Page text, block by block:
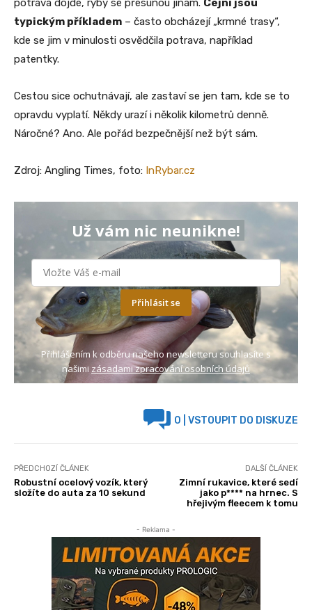
potrava dojde, ryby se přesunou jinam. Cejni jsou
typickým příkladem – často obcházejí „krmné trasy“,
kde se jim v minulosti osvědčila potrava, například
patentky.
Cestou sice ochutnávají, ale zastaví se jen tam, kde se to
opravdu vyplatí. Někdy urazí i několik kilometrů denně.
Náročné? Ano. Ale pořád bezpečnější než být sám.
Zdroj: Angling Times, foto: InRybar.cz
Už vám nic neunikne!
Přihlásit se
Přihlášením k odběru našeho newsletteru souhlasíte s
našimi zásadami zpracování osobních údajů
0 | VSTOUPIT DO DISKUZE
PŘEDCHOZÍ ČLÁNEK
Robustní ocelový vozík, který
složíte do auta za 10 sekund
DALŠÍ ČLÁNEK
Zimní rukavice, které sedí
jako p**** na hrnec. S
hřejivým fleecem k tomu
- Reklama -